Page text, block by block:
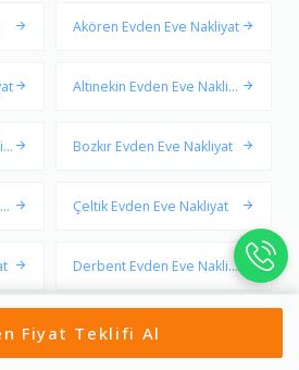
Akören Evden Eve Nakliyat
Altınekin Evden Eve Nakliy
Bozkır Evden Eve Nakliyat
Çeltik Evden Eve Nakliyat
Derbent Evden Eve Nakliy
at
Doğanhisar Evden Eve Nak
Fiyat Teklifi Al